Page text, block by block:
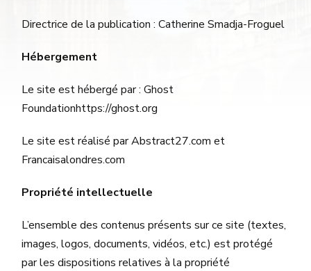
Directrice de la publication : Catherine Smadja-Froguel
Hébergement
Le site est hébergé par : Ghost
Foundationhttps://ghost.org
Le site est réalisé par Abstract27.com et
Francaisalondres.com
Propriété intellectuelle
L’ensemble des contenus présents sur ce site (textes,
images, logos, documents, vidéos, etc.) est protégé
par les dispositions relatives à la propriété